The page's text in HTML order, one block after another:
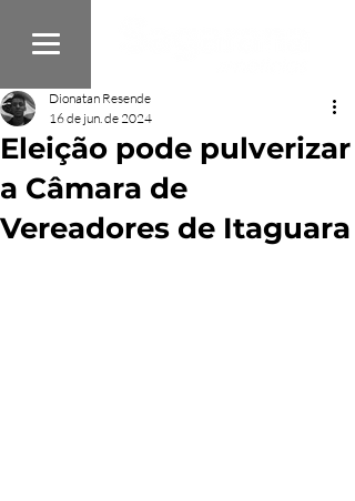
Eleição pode pulverizar
a Câmara de
Vereadores de Itaguara
Dionatan Resende
16 de jun. de 2024